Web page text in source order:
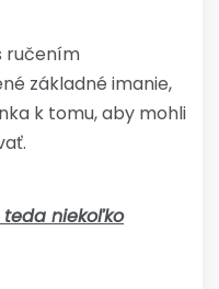
ručením
základné imanie,
k tomu, aby mohli
niekoľko